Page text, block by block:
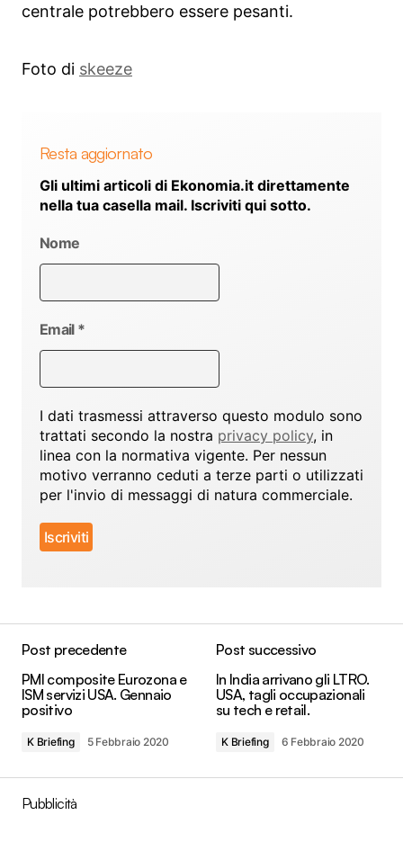
centrale potrebbero essere pesanti.
Foto di skeeze
Resta aggiornato
Gli ultimi articoli di Ekonomia.it direttamente
nella tua casella mail. Iscriviti qui sotto.
Nome
Email *
I dati trasmessi attraverso questo modulo sono
trattati secondo la nostra privacy policy, in
linea con la normativa vigente. Per nessun
motivo verranno ceduti a terze parti o utilizzati
per l'invio di messaggi di natura commerciale.
Post precedente
PMI composite Eurozona e
ISM servizi USA. Gennaio
positivo
K Briefing 5 Febbraio 2020
Post successivo
In India arrivano gli LTRO.
USA, tagli occupazionali
su tech e retail.
K Briefing 6 Febbraio 2020
Pubblicità